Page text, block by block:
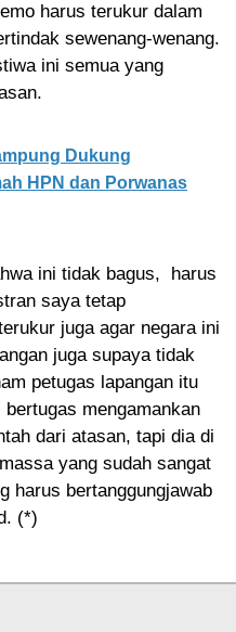
harus terukur dalam
sewenang-wenang.
ini semua yang
Dukung
HPN dan Porwanas
ini tidak bagus, harus
saya tetap
juga agar negara ini
juga supaya tidak
petugas lapangan itu
mengamankan
dari atasan, tapi dia di
yang sudah sangat
harus bertanggungjawab
(*)